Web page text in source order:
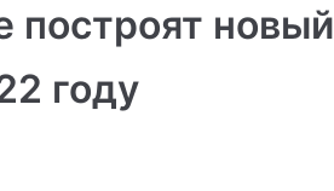
построят новый
году